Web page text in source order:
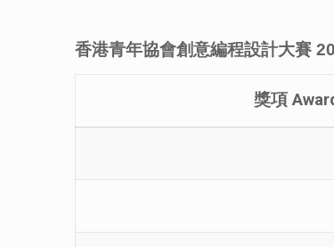
香港青年協會創意編程設計大賽
獎項